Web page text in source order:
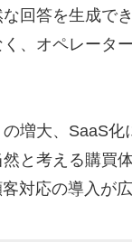
件回答を生成で
、オペレータ
増大、SaaS
と考える購買
対応の導入が